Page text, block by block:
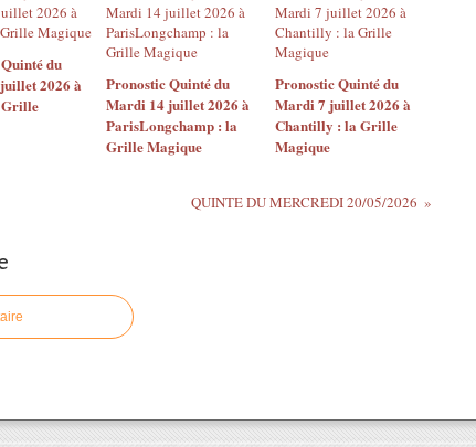
du
2026 à
Pronostic Quinté du
Mardi 14 juillet 2026 à
ParisLongchamp : la
Grille Magique
Pronostic Quinté du
Mardi 7 juillet 2026 à
Chantilly : la Grille
Magique
QUINTE DU MERCREDI 20/05/2026